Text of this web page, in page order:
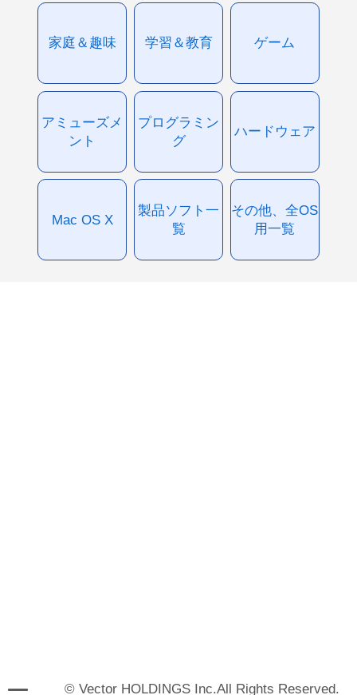
家庭＆趣味 学習＆教育 ゲーム
アミューズメ
ント
プログラミン
グ
ハードウェア
Mac OS X
製品ソフト一
覧
その他、全OS
用一覧
© Vector HOLDINGS Inc.All Rights Reserved.